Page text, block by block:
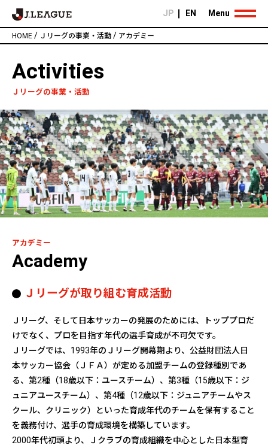
JP EN
HOME / Ｊリーグの事業・活動 / アカデミー
Menu
Activities
Ｊリーグの事業・活動
アカデミー
Academy
Ｊリーグが取り組む育成活動
Ｊリーグ、そして日本サッカーの発展のためには、トッププロだ
けでなく、プロを目指す年代の選手育成が不可欠です。
Ｊリーグでは、1993年のＪリーグ開幕期より、公益財団法人日
本サッカー協会（ＪＦＡ）が定める加盟チームの登録種別であ
る、第2種（18歳以下：ユースチーム）、第3種（15歳以下：ジ
ュニアユースチーム）、第4種（12歳以下：ジュニアチームやス
クール、クリニック）といった育成年代のチームを保有すること
を義務付け、選手の育成環境を構築しています。
2000年代初頭より、Ｊクラブの育成組織を中心とした日本型育